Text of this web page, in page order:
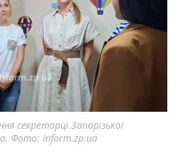
секретарці Запорізької
Фото: Inform.zp.ua